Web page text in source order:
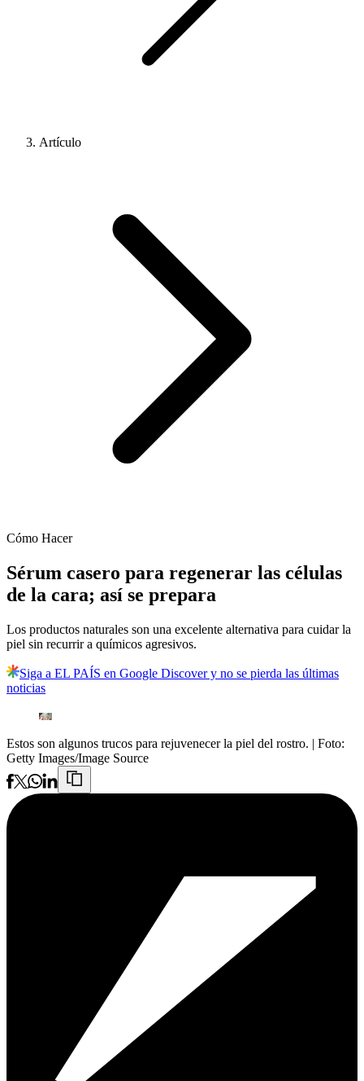
Artículo
Cómo Hacer
Sérum casero para regenerar las células
de la cara; así se prepara
Los productos naturales son una excelente alternativa para cuidar la
piel sin recurrir a químicos agresivos.
Siga a EL PAÍS en Google Discover y no se pierda las últimas
noticias
Estos son algunos trucos para rejuvenecer la piel del rostro. | Foto:
Getty Images/Image Source